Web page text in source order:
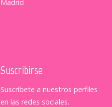
Madrid
Suscribirse
Suscríbete a nuestros perfiles
en las redes sociales.